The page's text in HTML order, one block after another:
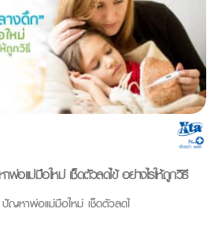
แม่มือใหม่ เช็ดตัวลดไข้ อย่างไรให้ถูกวิธี
หาพ่อแม่มือใหม่ เช็ดตัวลดไ